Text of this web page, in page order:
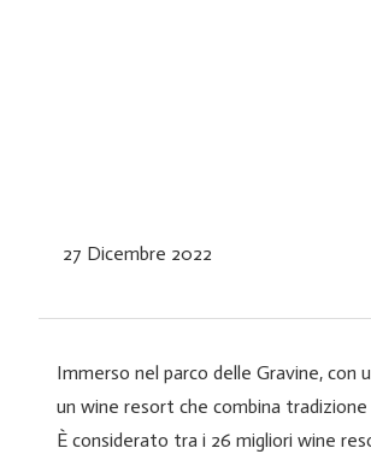
27 Dicembre 2022
Immerso nel parco delle Gravine, con
un wine resort che combina
È considerato tra i 26 migliori wine